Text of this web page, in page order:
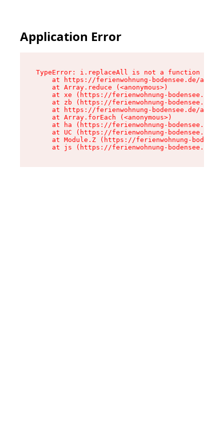
Application Error
TypeError: i.replaceAll is not a function
at https://ferienwohnung-bodensee.de/
    at Array.reduce (<anonymous>)
at xe (https://ferienwohnung-bodensee.de/
at zb (https://ferienwohnung-bodensee.de/
at https://ferienwohnung-bodensee.de/
    at Array.forEach (<anonymous>)
at ha (https://ferienwohnung-bodensee.de/
at UC (https://ferienwohnung-bodensee.de/
at Module.Z (https://ferienwohnung-
at js (https://ferienwohnung-bodensee.de/